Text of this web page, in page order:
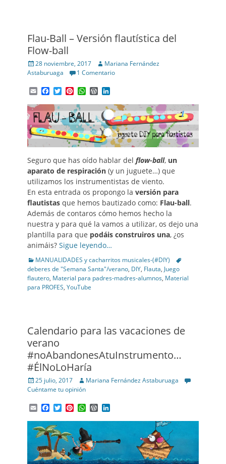
Flau-Ball – Versión flautística del
Flow-ball
Posted
on
28 noviembre, 2017 Author
Mariana Fernández
Astaburuaga
1 Comentario
EmailFacebook
TwitterPinterest
WhatsApp
WordPress
Seguro que has oído hablar del flow-ball, un
aparato de respiración (y un juguete…) que
utilizamos los instrumentistas de viento.
En esta entrada os propongo la versión para
flautistas que hemos bautizado como: Flau-ball.
Además de contaros cómo hemos hecho la
nuestra y para qué la vamos a utilizar, os dejo una
plantilla para que podáis construiros una, ¿os
animáis? Sigue leyendo…
Categories
MANUALIDADES y cacharritos musicales-(#DIY)
Tags
deberes de "Semana Santa"/verano, DIY, Flauta, Juego
flautero, Material para padres-madres-alumnos, Material
para PROFES, YouTube
Calendario para las vacaciones de
verano
#noAbandonesAtuInstrumento…
#ÉlNoLoHaría
Posted
on
25 julio, 2017 Author
Mariana Fernández Astaburuaga
Cuéntame tu opinión
EmailFacebook
TwitterPinterest
WhatsApp
WordPress